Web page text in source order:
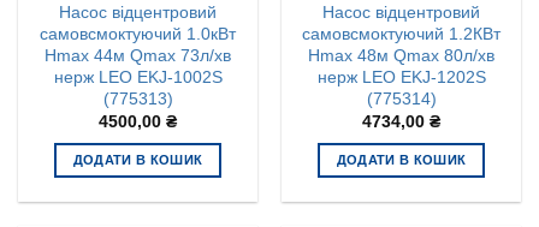
Насос відцентровий
самовсмоктуючий 1.0кВт
Hmax 44м Qmax 73л/хв
нерж LEO EKJ-1002S
(775313)
4500,00 ₴
ДОДАТИ В КОШИК
Насос відцентровий
самовсмоктуючий 1.2КВт
Hmax 48м Qmax 80л/хв
нерж LEO EKJ-1202S
(775314)
4734,00 ₴
ДОДАТИ В КОШИК